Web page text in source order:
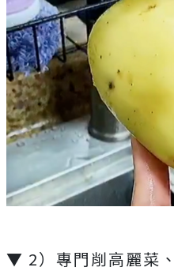
▼ 2）專門削高麗菜